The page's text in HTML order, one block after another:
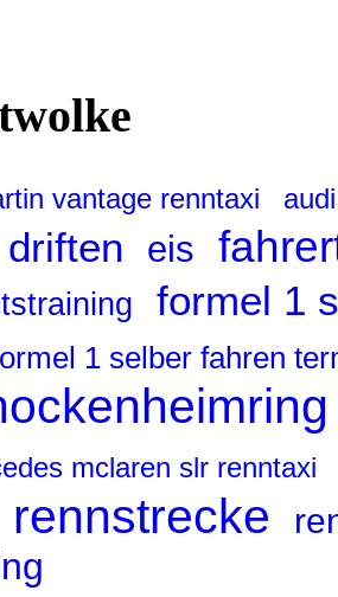
vantage renntaxi
driften eis
formel 1
1 selber fahren
mclaren slr renntaxi
rennstrecke